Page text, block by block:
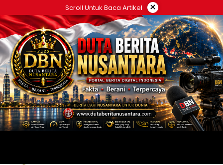
ke
konten
Scroll Untuk Baca Artikel ×